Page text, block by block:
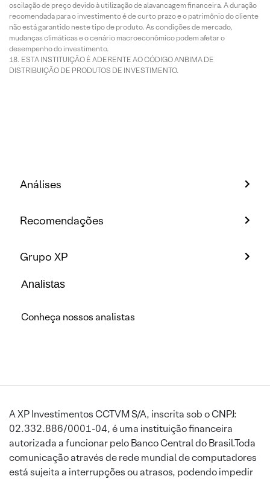
oscilação de preço devido à utilização de alavancagem financeira. A duração
recomendada para o investimento é de curto prazo e o patrimônio do cliente
não está garantido neste tipo de produto. As condições de mercado,
mudanças climáticas e o cenário macroeconômico podem afetar o
desempenho do investimento.
ESTA INSTITUIÇÃO É ADERENTE AO CÓDIGO ANBIMA DE
DISTRIBUIÇÃO DE PRODUTOS DE INVESTIMENTO.
Análises
Recomendações
Grupo XP
Analistas
Conheça nossos analistas
A XP Investimentos CCTVM S/A, inscrita sob o CNPJ:
02.332.886/0001-04, é uma instituição financeira
autorizada a funcionar pelo Banco Central do Brasil.Toda
comunicação através de rede mundial de computadores
está sujeita a interrupções ou atrasos, podendo impedir